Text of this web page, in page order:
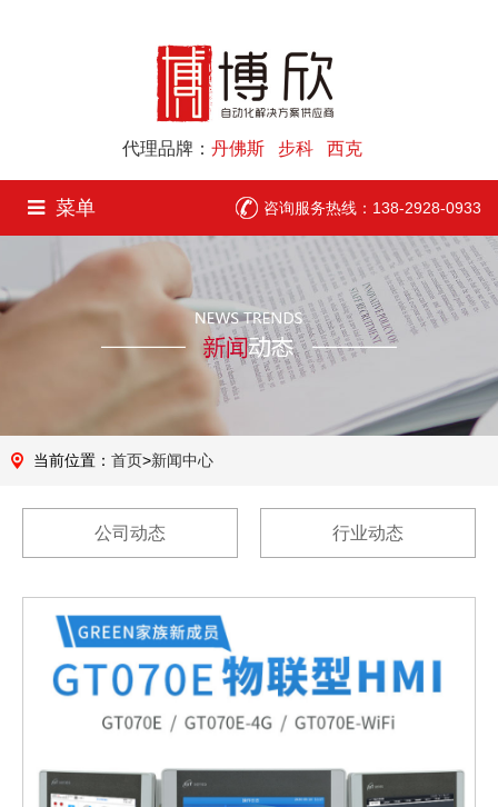
代理品牌： 丹佛斯 步科 西克
菜单 咨询服务热线：138-2928-0933
当前位置： 首页>新闻中心
公司动态 行业动态